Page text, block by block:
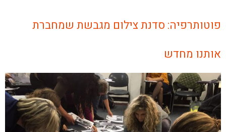
פוטותרפיה: סדנת צילום מגבשת שמחברת
אותנו מחדש